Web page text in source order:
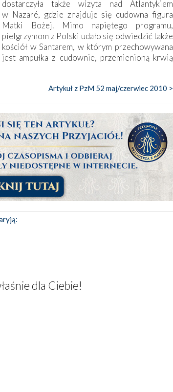
dostarczyła także wizyta nad Atlantykiem
w Nazaré, gdzie znajduje się cudowna figura
Matki Bożej. Mimo napiętego programu,
pielgrzymom z Polski udało się odwiedzić także
kościół w Santarem, w którym przechowywana
jest ampułka z cudownie, przemienioną krwią
Artykuł z PzM 52 maj/czerwiec 2010 >
dla Ciebie!